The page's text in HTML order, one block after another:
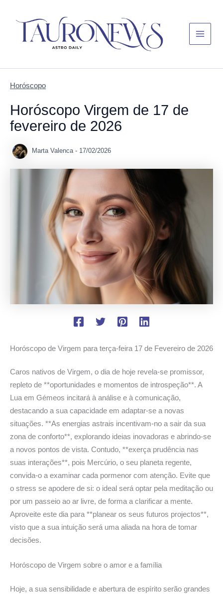
Menu
Horóscopo
Horóscopo Virgem de 17 de
fevereiro de 2026
Marta Valenca - 17/02/2026
Horóscopo de Virgem para terça-feira 17 de Fevereiro de 2026
Caros nativos de Virgem, o dia de hoje revela-se promissor,
repleto de **oportunidades e momentos de introspeção**. A
Lua em Gémeos incitará à análise e à comunicação,
destacando a sua capacidade em adaptar-se a novas
situações. **As energias astrais incentivam-no a sair da sua
zona de conforto**, explorando ideias inovadoras e abrindo-se
a novos pontos de vista. Contudo, **exerça prudência nas
suas interações**, pois Mercúrio, o seu planeta regente,
convida-o a examinar cada pormenor com atenção. Evite que
o stress se apodere de si: o ideal será optar pela meditação ou
por um passeio ao ar livre, de forma a clarificar a mente.
Aproveite este dia para **planear os seus futuros projectos**,
visto que a sua intuição será uma aliada na hora de tomar
decisões.
Horóscopo de Virgem sobre o amor e a família
Hoje, a sua sensibilidade e abertura de espírito serão grandes